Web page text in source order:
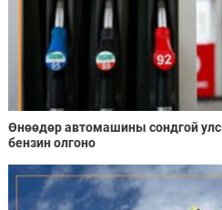
Өнөөдөр автомашины сондгой
бензин олгоно